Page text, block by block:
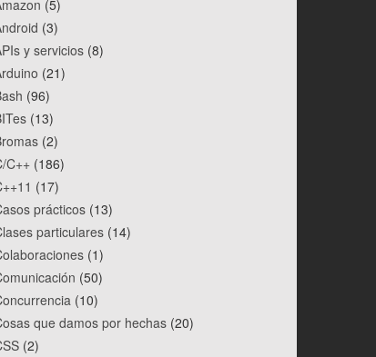
(5)
(3)
y servicios (8)
(21)
(96)
(13)
(2)
C++ (186)
(17)
prácticos (13)
particulares (14)
(1)
(50)
(10)
que damos por hechas (20)
(2)